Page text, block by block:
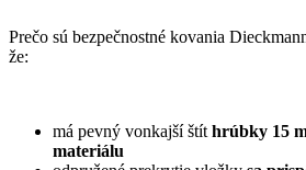
Prečo sú bezpečnostné kovania
že:
má pevný vonkajší štít hrúbky 15
materiálu